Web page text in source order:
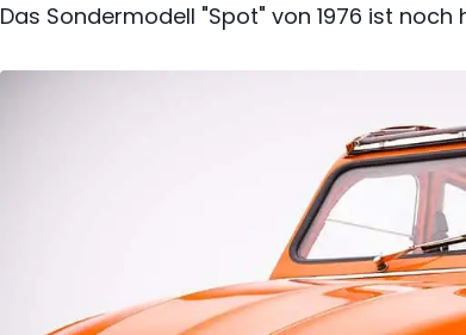
Das Sondermodell "Spot" von 1976 ist noch